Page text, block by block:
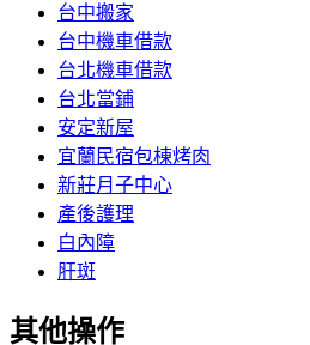
台中搬家
台中機車借款
台北機車借款
台北當鋪
安定新屋
宜蘭民宿包棟烤肉
新莊月子中心
產後護理
白內障
肝斑
其他操作